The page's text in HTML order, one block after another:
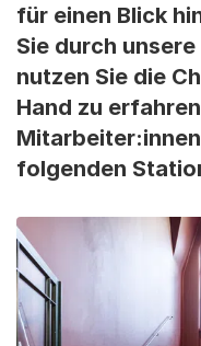
für einen Blick
Sie durch
nutzen Sie die
Hand zu
folgenden